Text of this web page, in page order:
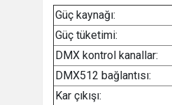
Güç kaynağı:
Güç tüketimi:
DMX kontrol kanallar:
DMX512 bağlantısı:
Kar çıkışı: